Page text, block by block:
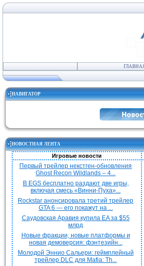
НАВИГАТОР
НОВОСТНАЯ ЛЕНТА
Игровые новости
Первый трейлер некстген-обновления
Ghost Recon Wildlands – 4...
В EGS бесплатно раздают две игры,
включая смесь «Винни-Пуха»...
Rockstar анонсировала третий трейлер
GTA 6 — его покажут на ...
Саудовская Аравия купила EA за $55
млрд
Новые фракции, новые платформы и
новая демоверсия: фэнтезийн...
Молодой Эннио Сальери: геймплейный
трейлер DLC для Mafia: Th...